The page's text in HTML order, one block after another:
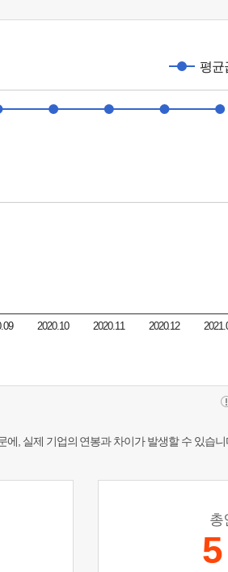
평균
2020.10 2020.11 2020.12
, 실제 기업의 연봉과 차이가 발생할 수 있습니
총
5